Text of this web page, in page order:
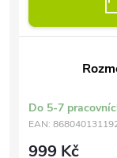
Do 5-7
EAN:
999 Kč